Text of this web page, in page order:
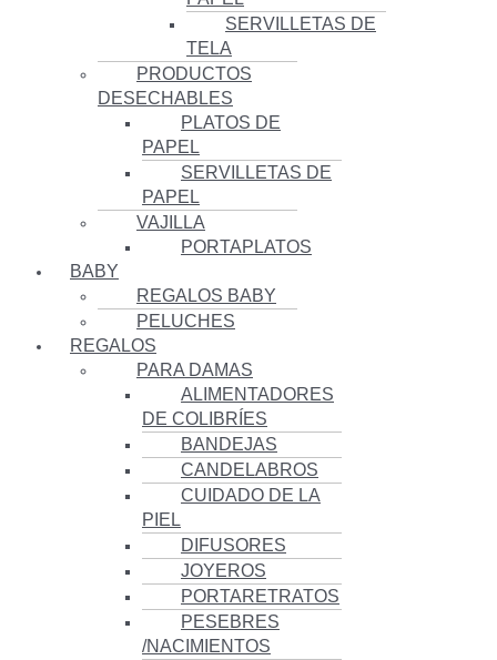
SERVILLETAS DE
TELA
PRODUCTOS
DESECHABLES
PLATOS DE
PAPEL
SERVILLETAS DE
PAPEL
VAJILLA
PORTAPLATOS
BABY
REGALOS BABY
PELUCHES
REGALOS
PARA DAMAS
ALIMENTADORES
DE COLIBRÍES
BANDEJAS
CANDELABROS
CUIDADO DE LA
PIEL
DIFUSORES
JOYEROS
PORTARETRATOS
PESEBRES
/NACIMIENTOS